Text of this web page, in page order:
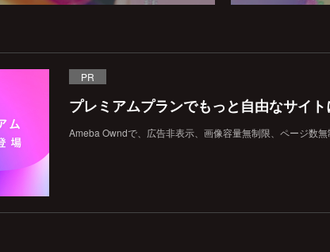
PR
プレミアムプランでもっと自由なサイト
Ameba Owndで、広告非表示、画像容量無制限、ページ数無